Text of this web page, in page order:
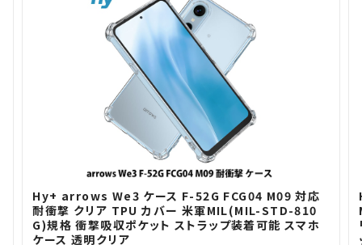
Hy+ arrows We3 ケース F-52G FCG04 M09 対応
耐衝撃 クリア TPU カバー 米軍MIL(MIL-STD-810
G)規格 衝撃吸収ポケット ストラップ装着可能 スマホ
ケース 透明クリア